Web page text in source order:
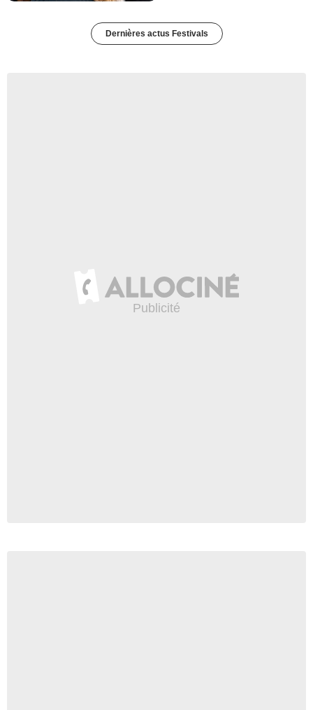
Dernières actus Festivals